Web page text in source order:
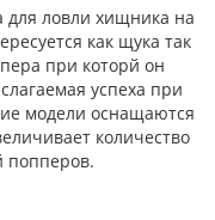
для ловли хищника на
как щука так
при которй он
успеха при
модели оснащаются
количество
попперов.